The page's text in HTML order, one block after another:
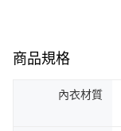
商品規格
內衣材質